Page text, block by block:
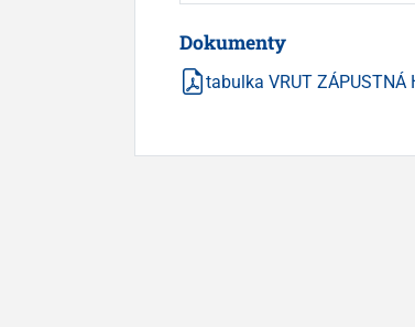
Dokumenty
tabulka VRUT ZÁPUSTNÁ